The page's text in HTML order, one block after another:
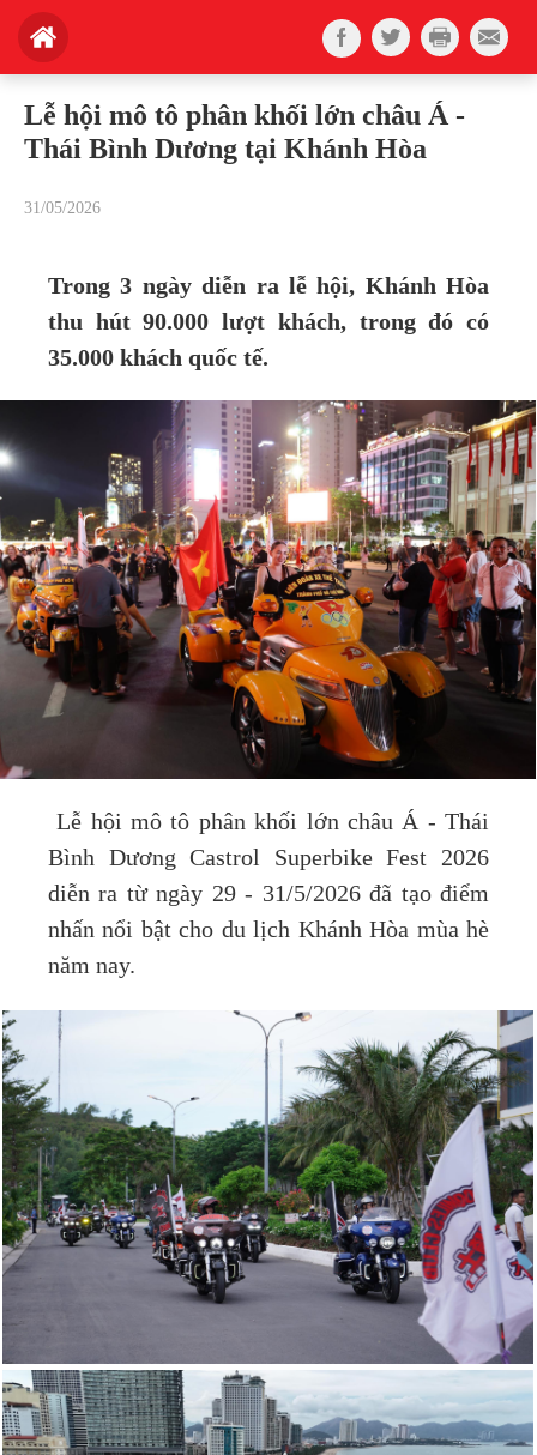
Lễ hội mô tô phân khối lớn châu Á -
Thái Bình Dương tại Khánh Hòa
31/05/2026
Trong 3 ngày diễn ra lễ hội, Khánh Hòa
thu hút 90.000 lượt khách, trong đó có
35.000 khách quốc tế.
Lễ hội mô tô phân khối lớn châu Á - Thái
Bình Dương Castrol Superbike Fest 2026
diễn ra từ ngày 29 - 31/5/2026 đã tạo điểm
nhấn nổi bật cho du lịch Khánh Hòa mùa hè
năm nay.